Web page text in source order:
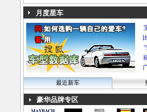
月度星车
"
最近新车
豪华品牌专区